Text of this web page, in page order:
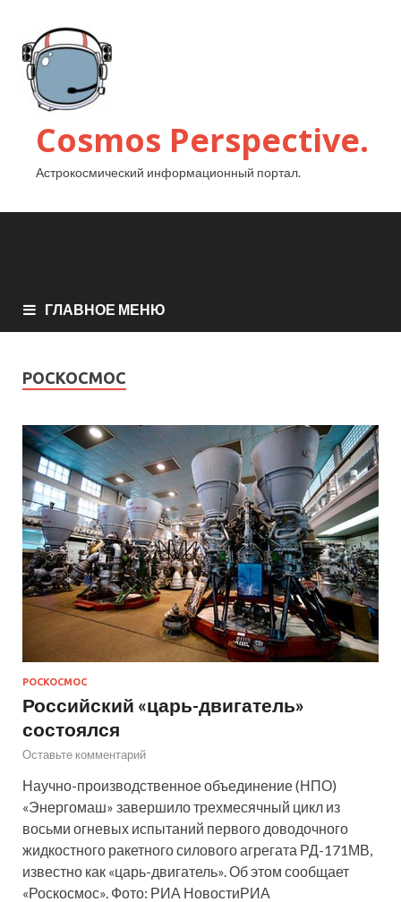
Cosmos Perspective.
Астрокосмический информационный портал.
ГЛАВНОЕ МЕНЮ
РОСКОСМОС
РОСКОСМОС
Российский «царь-двигатель»
состоялся
Оставьте комментарий
Научно-производственное объединение (НПО)
«Энергомаш» завершило трехмесячный цикл из
восьми огневых испытаний первого доводочного
жидкостного ракетного силового агрегата РД-171МВ,
известно как «царь-двигатель». Об этом сообщает
«Роскосмос». Фото: РИА НовостиРИА